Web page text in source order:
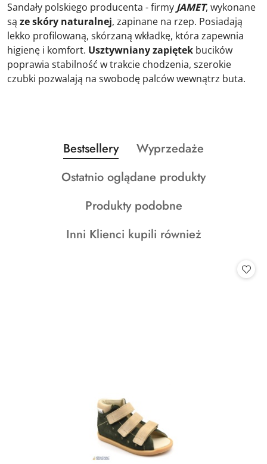
Sandały polskiego producenta - firmy JAMET, wykonane
są ze skóry naturalnej, zapinane na rzep. Posiadają
lekko profilowaną, skórzaną wkładkę, która zapewnia
higienę i komfort. Usztywniany zapiętek bucików
poprawia stabilność w trakcie chodzenia, szerokie
czubki pozwalają na swobodę palców wewnątrz buta.
Pomiń karuzelę produktów
Produkty
o
statusie:
Bestsellery
Produkty
statusie:
Wyprzedaże
Produkty
statusie:
Ostatnio oglądane produkty
Produkty
statusie:
Produkty podobne
Produkty
Inni Klienci kupili również